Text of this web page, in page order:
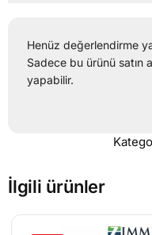
Henüz değerlendirme
Sadece bu ürünü satın
yapabilir.
İlgili ürünler